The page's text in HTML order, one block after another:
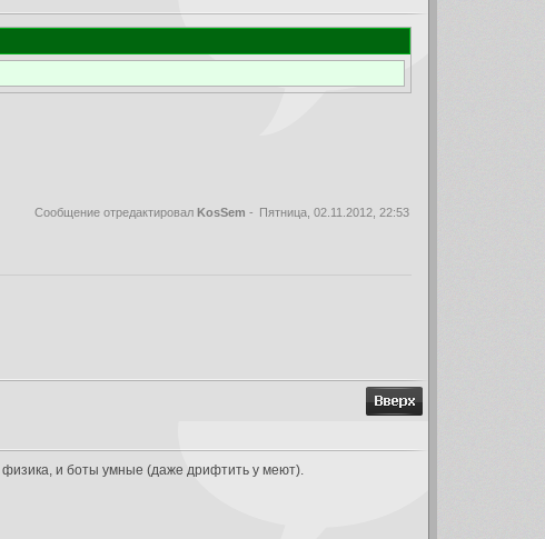
Сообщение отредактировал KosSem - Пятница, 02.11.2012, 22:53
и боты умные (даже дрифтить у меют).